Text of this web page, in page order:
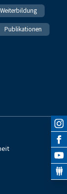
Publikationen